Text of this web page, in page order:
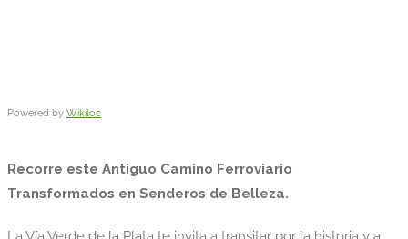
Powered by Wikiloc
Recorre este Antiguo Camino Ferroviario
Transformados en Senderos de Belleza.